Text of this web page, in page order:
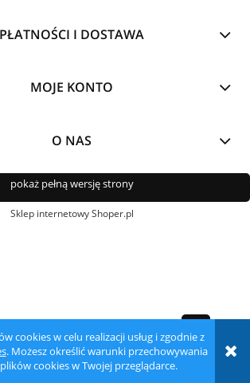
cookies w celu realizacji usług i zgodnie z
. Możesz określić warunki przechowywania
cookies w Twojej przeglądarce.
PŁATNOŚCI I DOSTAWA
MOJE KONTO
O NAS
pokaż pełną wersję strony
Sklep internetowy Shoper.pl